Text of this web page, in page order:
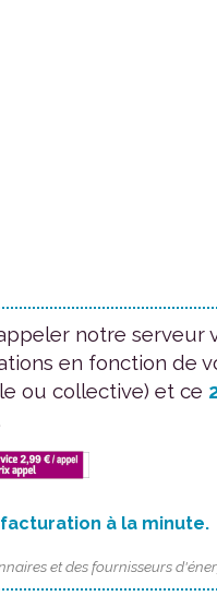
notre serveur
en fonction de
ou collective) et ce
à la minute.
et des fournisseurs